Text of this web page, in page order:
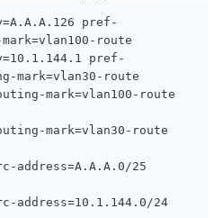
pref-
route
pref-
mark=vlan30-route
mark=vlan100-route
mark=vlan30-route
25
24